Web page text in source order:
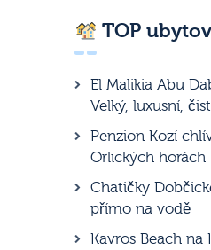
TOP
El Malikia Abu
Velký, luxusní,
Penzion Kozí
Orlických horách
Chatičky
přímo na vodě
Kavros Beach na